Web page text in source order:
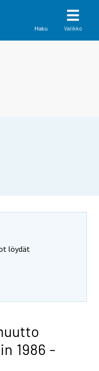
Haku Valikko
löydät
1986 -